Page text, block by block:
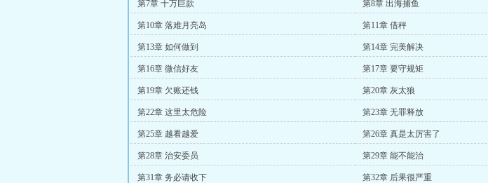
第7章 十万巨款 第8章 出海捕鱼
第10章 落难月亮岛 第11章 借秤
第13章 如何做到 第14章 完美解决
第16章 微信好友 第17章 要守规矩
第19章 欠账还钱 第20章 灰太狼
第22章 这里太危险 第23章 无罪释放
第25章 越看越爱 第26章 真是太厉害了
第28章 治安委员 第29章 能不能治
第31章 务必请收下 第32章 后果很严重